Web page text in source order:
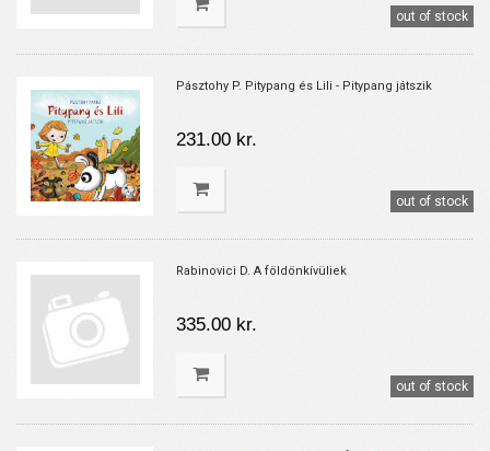
out of stock
Pásztohy P. Pitypang és Lili - Pitypang játszik
231.00 kr.
out of stock
Rabinovici D. A földönkívüliek
335.00 kr.
out of stock